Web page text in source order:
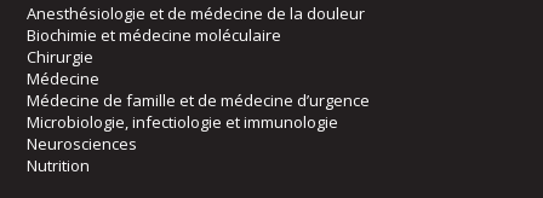
Anesthésiologie et de médecine de la douleur
Biochimie et médecine moléculaire
Chirurgie
Médecine
Médecine de famille et de médecine d’urgence
Microbiologie, infectiologie et immunologie
Neurosciences
Nutrition